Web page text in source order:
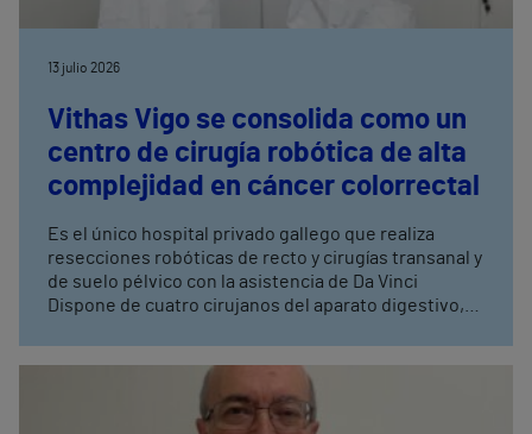
13 julio 2026
Vithas Vigo se consolida como un
centro de cirugía robótica de alta
complejidad en cáncer colorrectal
Es el único hospital privado gallego que realiza
resecciones robóticas de recto y cirugías transanal y
de suelo pélvico con la asistencia de Da Vinci
Dispone de cuatro cirujanos del aparato digestivo,